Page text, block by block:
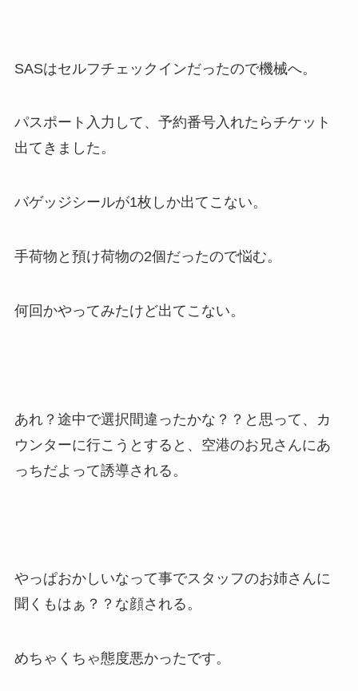
SASはセルフチェックインだったので機械へ。
パスポート入力して、予約番号入れたらチケット
出てきました。
バゲッジシールが1枚しか出てこない。
手荷物と預け荷物の2個だったので悩む。
何回かやってみたけど出てこない。
あれ？途中で選択間違ったかな？？と思って、カ
ウンターに行こうとすると、空港のお兄さんにあ
っちだよって誘導される。
やっぱおかしいなって事でスタッフのお姉さんに
聞くもはぁ？？な顔される。
めちゃくちゃ態度悪かったです。